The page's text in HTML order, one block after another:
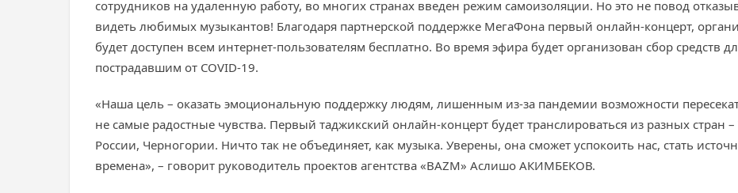
сотрудников на удаленную работу, во многих странах введен режим самоизоляции. Но это не повод
видеть любимых музыкантов! Благодаря партнерской поддержке МегаФона первый онлайн-концерт,
будет доступен всем интернет-пользователям бесплатно. Во время эфира будет организован сбор средств
пострадавшим от COVID-19.
«Наша цель – оказать эмоциональную поддержку людям, лишенным из-за пандемии возможности
не самые радостные чувства. Первый таджикский онлайн-концерт будет транслироваться из разных стран
России, Черногории. Ничто так не объединяет, как музыка. Уверены, она сможет успокоить нас, стать
времена», – говорит руководитель проектов агентства «BAZM» Аслишо АКИМБЕКОВ.